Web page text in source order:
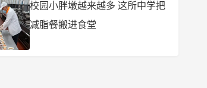
校园小胖墩越来越多 这所中学把
减脂餐搬进食堂